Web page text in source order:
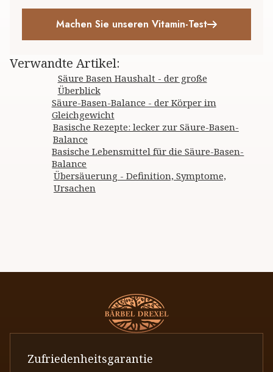
Machen Sie unseren Vitamin-Test
Verwandte Artikel:
Säure Basen Haushalt - der große
Überblick
Säure-Basen-Balance - der Körper im
Gleichgewicht
Basische Rezepte: lecker zur Säure-Basen-
Balance
Basische Lebensmittel für die Säure-Basen-
Balance
Übersäuerung - Definition, Symptome,
Ursachen
Zufriedenheitsgarantie